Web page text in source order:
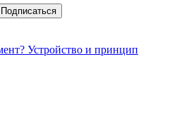
Подписаться
Устройство и принцип